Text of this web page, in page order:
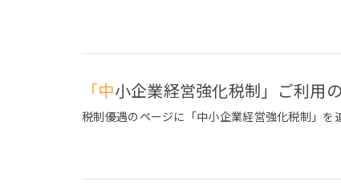
「中小企業経営強化税制」ご利
税制優遇のページに「中小企業経営強化税制」を